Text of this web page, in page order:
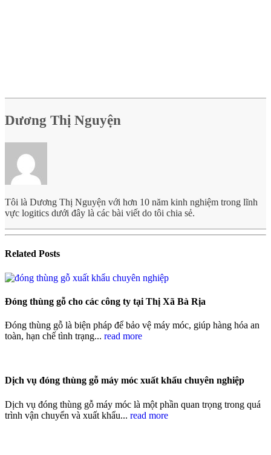
Dương Thị Nguyện
Tôi là Dương Thị Nguyện với hơn 10 năm kinh nghiệm trong lĩnh
vực logitics dưới đây là các bài viết do tôi chia sẻ.
Related Posts
Đóng thùng gỗ cho các công ty tại Thị Xã Bà Rịa
Đóng thùng gỗ là biện pháp để bảo vệ máy móc, giúp hàng hóa an
toàn, hạn chế tình trạng... read more
Dịch vụ đóng thùng gỗ máy móc xuất khẩu chuyên nghiệp
Dịch vụ đóng thùng gỗ máy móc là một phần quan trọng trong quá
trình vận chuyển và xuất khẩu... read more